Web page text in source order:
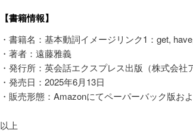
【書籍情報】
・書籍名：基本動詞イメージリンク1：get,
・著者：遠藤雅義
・発行所：英会話エクスプレス出版（株式会社
・発売日：2025年6月13日
・販売形態：Amazonにてペーパーバック版お
以上